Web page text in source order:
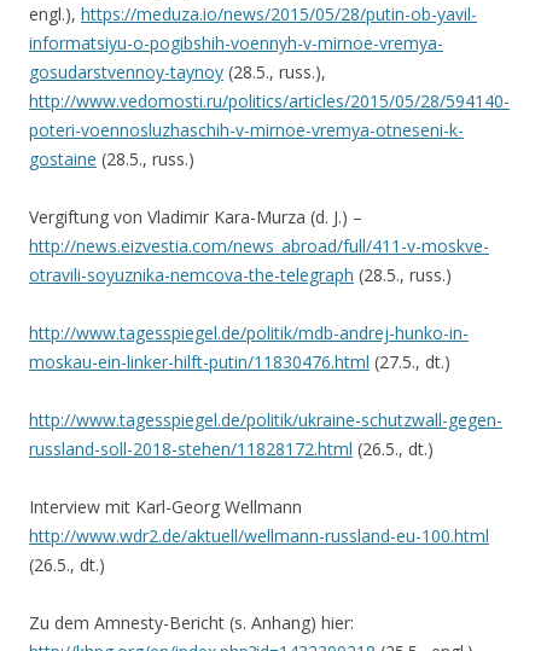
engl.), https://meduza.io/news/2015/05/28/putin-ob-yavil-
informatsiyu-o-pogibshih-voennyh-v-mirnoe-vremya-
gosudarstvennoy-taynoy (28.5., russ.),
http://www.vedomosti.ru/politics/articles/2015/05/28/594140-
poteri-voennosluzhaschih-v-mirnoe-vremya-otneseni-k-
gostaine (28.5., russ.)
Vergiftung von Vladimir Kara-Murza (d. J.) –
http://news.eizvestia.com/news_abroad/full/411-v-moskve-
otravili-soyuznika-nemcova-the-telegraph (28.5., russ.)
http://www.tagesspiegel.de/politik/mdb-andrej-hunko-in-
moskau-ein-linker-hilft-putin/11830476.html (27.5., dt.)
http://www.tagesspiegel.de/politik/ukraine-schutzwall-gegen-
russland-soll-2018-stehen/11828172.html (26.5., dt.)
Interview mit Karl-Georg Wellmann
http://www.wdr2.de/aktuell/wellmann-russland-eu-100.html
(26.5., dt.)
Zu dem Amnesty-Bericht (s. Anhang) hier: